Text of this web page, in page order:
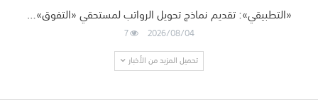
«التطبيقي»: تقديم نماذج تحويل الرواتب لمستحقي «التفوق»…
2026/08/04
7
تحميل المزيد من الأخبار